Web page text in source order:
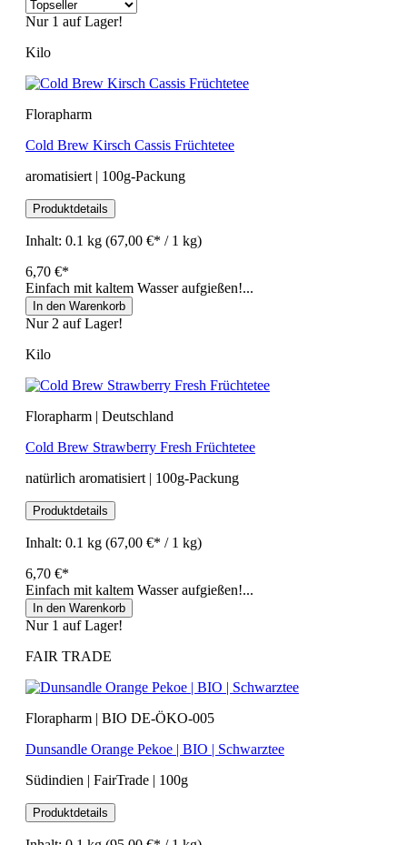
Nur 1 auf Lager!
Kilo
Florapharm
Cold Brew Kirsch Cassis Früchtetee
aromatisiert | 100g-Packung
Produktdetails
Inhalt: 0.1 kg (67,00 €* / 1 kg)
6,70 €*
Einfach mit kaltem Wasser aufgießen!...
In den Warenkorb
Nur 2 auf Lager!
Kilo
Florapharm | Deutschland
Cold Brew Strawberry Fresh Früchtetee
natürlich aromatisiert | 100g-Packung
Produktdetails
Inhalt: 0.1 kg (67,00 €* / 1 kg)
6,70 €*
Einfach mit kaltem Wasser aufgießen!...
In den Warenkorb
Nur 1 auf Lager!
FAIR TRADE
Florapharm | BIO DE-ÖKO-005
Dunsandle Orange Pekoe | BIO | Schwarztee
Südindien | FairTrade | 100g
Produktdetails